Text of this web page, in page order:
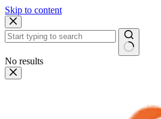
Skip to content
No results